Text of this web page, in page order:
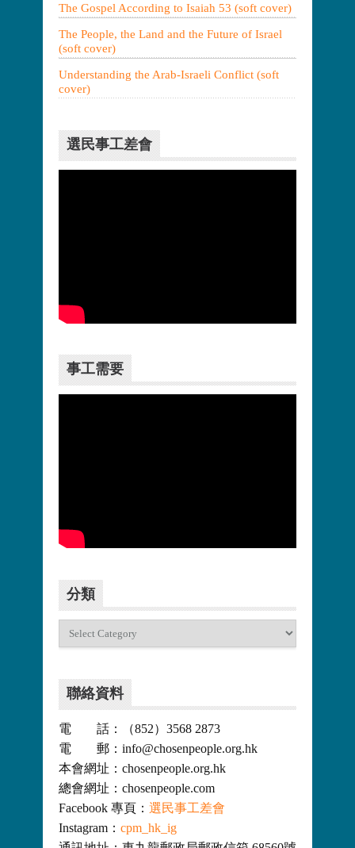
The Gospel According to Isaiah 53 (soft cover)
The People, the Land and the Future of Israel
(soft cover)
Understanding the Arab-Israeli Conflict (soft
cover)
選民事工差會
事工需要
分類
聯絡資料
電 話：（852）3568 2873
電 郵：info@chosenpeople.org.hk
本會網址：chosenpeople.org.hk
總會網址：chosenpeople.com
Facebook 專頁： 選民事工差會
Instagram： cpm_hk_ig